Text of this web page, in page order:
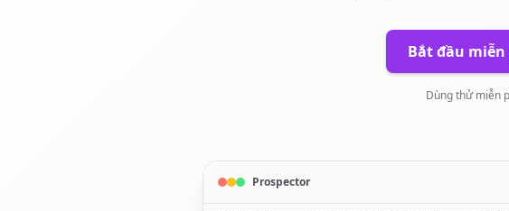
Bắt đầu
Dùng thử miễn
Prospector